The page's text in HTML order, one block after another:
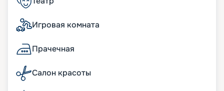
Маршруты MSC Magnifica в 2026 - 2027 г.
проходят в водах Мексиканского залива и
Майами. Вы можете купить путевку онлайн
прямо сейчас, изучив на нашем сайте план
теплохода, схемы палуб, описание кают, фото
интерьеров. Выбирайте побережье Америки,
Игровая комната
Прачечная
Салон красоты